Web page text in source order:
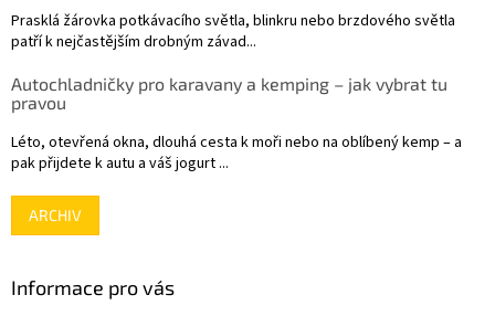
Prasklá žárovka potkávacího světla, blinkru nebo brzdového světla
patří k nejčastějším drobným závad...
Autochladničky pro karavany a kemping – jak vybrat tu
pravou
Léto, otevřená okna, dlouhá cesta k moři nebo na oblíbený kemp – a
pak přijdete k autu a váš jogurt ...
ARCHIV
Informace pro vás